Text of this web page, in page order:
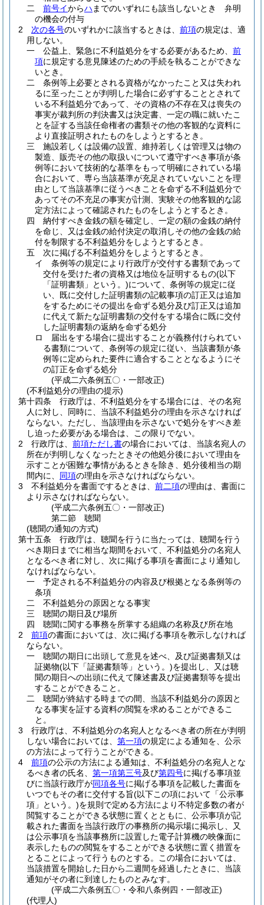
二
前号イからハ までのいずれにも該当しないとき 弁明
の機会の付与
2
次の各号のいずれかに該当するときは、 前項の規定は、適
用しない。
一
公益上、緊急に不利益処分をする必要があるため、 前
項に規定する意見陳述のための手続を執ることができな
いとき。
二
条例等上必要とされる資格がなかったこと又は失われ
るに至ったことが判明した場合に必ずすることとされて
いる不利益処分であって、その資格の不存在又は喪失の
事実が裁判所の判決書又は決定書、一定の職に就いたこ
とを証する当該任命権者の書類その他の客観的な資料に
より直接証明されたものをしようとするとき。
三
施設若しくは設備の設置、維持若しくは管理又は物の
製造、販売その他の取扱いについて遵守すべき事項が条
例等において技術的な基準をもって明確にされている場
合において、専ら当該基準が充足されていないことを理
由として当該基準に従うべきことを命ずる不利益処分で
あってその不充足の事実が計測、実験その他客観的な認
定方法によって確認されたものをしようとするとき。
四
納付すべき金銭の額を確定し、一定の額の金銭の納付
を命じ、又は金銭の給付決定の取消しその他の金銭の給
付を制限する不利益処分をしようとするとき。
五
次に掲げる不利益処分をしようとするとき。
イ
条例等の規定により行政庁が交付する書類であって
交付を受けた者の資格又は地位を証明するもの(以下
「証明書類」という。)について、条例等の規定に従
い、既に交付した証明書類の記載事項の訂正又は追加
をするためにその提出を命ずる処分及び訂正又は追加
に代えて新たな証明書類の交付をする場合に既に交付
した証明書類の返納を命ずる処分
ロ
届出をする場合に提出することが義務付けられてい
る書類について、条例等の規定に従い、当該書類が条
例等に定められた要件に適合することとなるようにそ
の訂正を命ずる処分
(平成二六条例五〇・一部改正)
(不利益処分の理由の提示)
第十四条
行政庁は、不利益処分をする場合には、その名宛
人に対し、同時に、当該不利益処分の理由を示さなければ
ならない。 ただし、当該理由を示さないで処分をすべき差
し迫った必要がある場合は、この限りでない。
2
行政庁は、 前項ただし書の場合においては、当該名宛人の
所在が判明しなくなったときその他処分後において理由を
示すことが困難な事情があるときを除き、処分後相当の期
間内に、 同項の理由を示さなければならない。
3
不利益処分を書面でするときは、 前二項の理由は、書面に
より示さなければならない。
(平成二六条例五〇・一部改正)
第二節
聴聞
(聴聞の通知の方式)
第十五条
行政庁は、聴聞を行うに当たっては、聴聞を行う
べき期日までに相当な期間をおいて、不利益処分の名宛人
となるべき者に対し、次に掲げる事項を書面により通知し
なければならない。
一
予定される不利益処分の内容及び根拠となる条例等の
条項
二
不利益処分の原因となる事実
三
聴聞の期日及び場所
四
聴聞に関する事務を所掌する組織の名称及び所在地
2
前項の書面においては、次に掲げる事項を教示しなければ
ならない。
一
聴聞の期日に出頭して意見を述べ、及び証拠書類又は
証拠物(以下「証拠書類等」という。)を提出し、又は聴
聞の期日への出頭に代えて陳述書及び証拠書類等を提出
することができること。
二
聴聞が終結する時までの間、当該不利益処分の原因と
なる事実を証する資料の閲覧を求めることができるこ
と。
3
行政庁は、不利益処分の名宛人となるべき者の所在が判明
しない場合においては、 第一項の規定による通知を、公示
の方法によって行うことができる。
4
前項の公示の方法による通知は、不利益処分の名宛人とな
るべき者の氏名、 第一項第三号及び第四号に掲げる事項並
びに当該行政庁が同項各号に掲げる事項を記載した書面を
いつでもその者に交付する旨(以下この項において「公示事
項」という。)を規則で定める方法により不特定多数の者が
閲覧することができる状態に置くとともに、公示事項が記
載された書面を当該行政庁の事務所の掲示場に掲示し、又
は公示事項を当該事務所に設置した電子計算機の映像面に
表示したものの閲覧をすることができる状態に置く措置を
とることによって行うものとする。
この場合においては、
当該措置を開始した日から二週間を経過したときに、当該
通知がその者に到達したものとみなす。
(平成二六条例五〇・令和八条例四・一部改正)
(代理人)